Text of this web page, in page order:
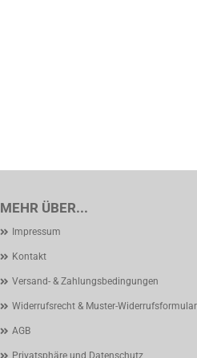
MEHR ÜBER...
Impressum
Kontakt
Versand- & Zahlungsbedingungen
Widerrufsrecht & Muster-Widerrufsformular
AGB
Privatsphäre und Datenschutz